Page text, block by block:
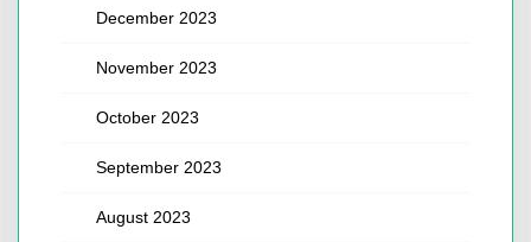
December 2023
November 2023
October 2023
September 2023
August 2023